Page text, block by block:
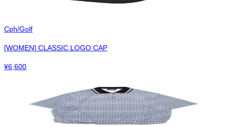
Cph/Golf
[WOMEN] CLASSIC LOGO CAP
¥6,600